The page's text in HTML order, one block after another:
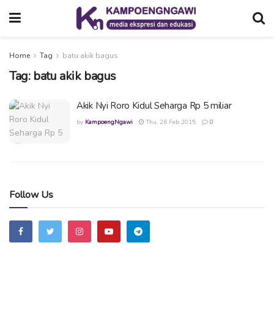
Home Tag batu akik bagus
Tag: batu akik bagus
Akik Nyi Roro Kidul Seharga Rp 5 miliar
by KampoengNgawi Thu, 26 Feb 2015 0
Follow Us